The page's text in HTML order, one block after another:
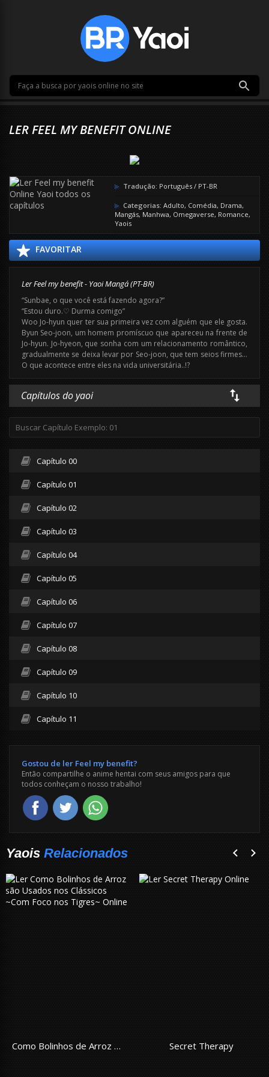
LER FEEL MY BENEFIT ONLINE
Tradução: Português / PT-BR
Categorias: Adulto, Comédia, Drama,
Mangás, Manhwa, Omegaverse, Romance,
Yaois
FAVORITAR
Ler Feel my benefit - Yaoi Mangá (PT-BR)
“Sunbae, o que você está fazendo agora?”
“Estou duro.♡ Durma comigo”
Woo Jo-hyun quer ter sua primeira vez com alguém que ele gosta.
Byun Seo-joon, um homem promíscuo que apareceu na frente de
Jo-hyun. Jo-hyeon, que sonha com um relacionamento romântico,
gradualmente se deixa levar por Seo-joon, que tem seios firmes…
O que acontece entre eles na vida universitária..!?
Capítulos do yaoi
Capítulo 00
Capítulo 01
Capítulo 02
Capítulo 03
Capítulo 04
Capítulo 05
Capítulo 06
Capítulo 07
Capítulo 08
Capítulo 09
Capítulo 10
Capítulo 11
Gostou de ler Feel my benefit?
Então compartilhe o anime hentai com seus amigos para que
todos conheçam o nosso trabalho!
Yaois Relacionados
Como Bolinhos de Arroz são Usados nos Clássicos ~Com Foco nos Tigres~ Secret Therapy